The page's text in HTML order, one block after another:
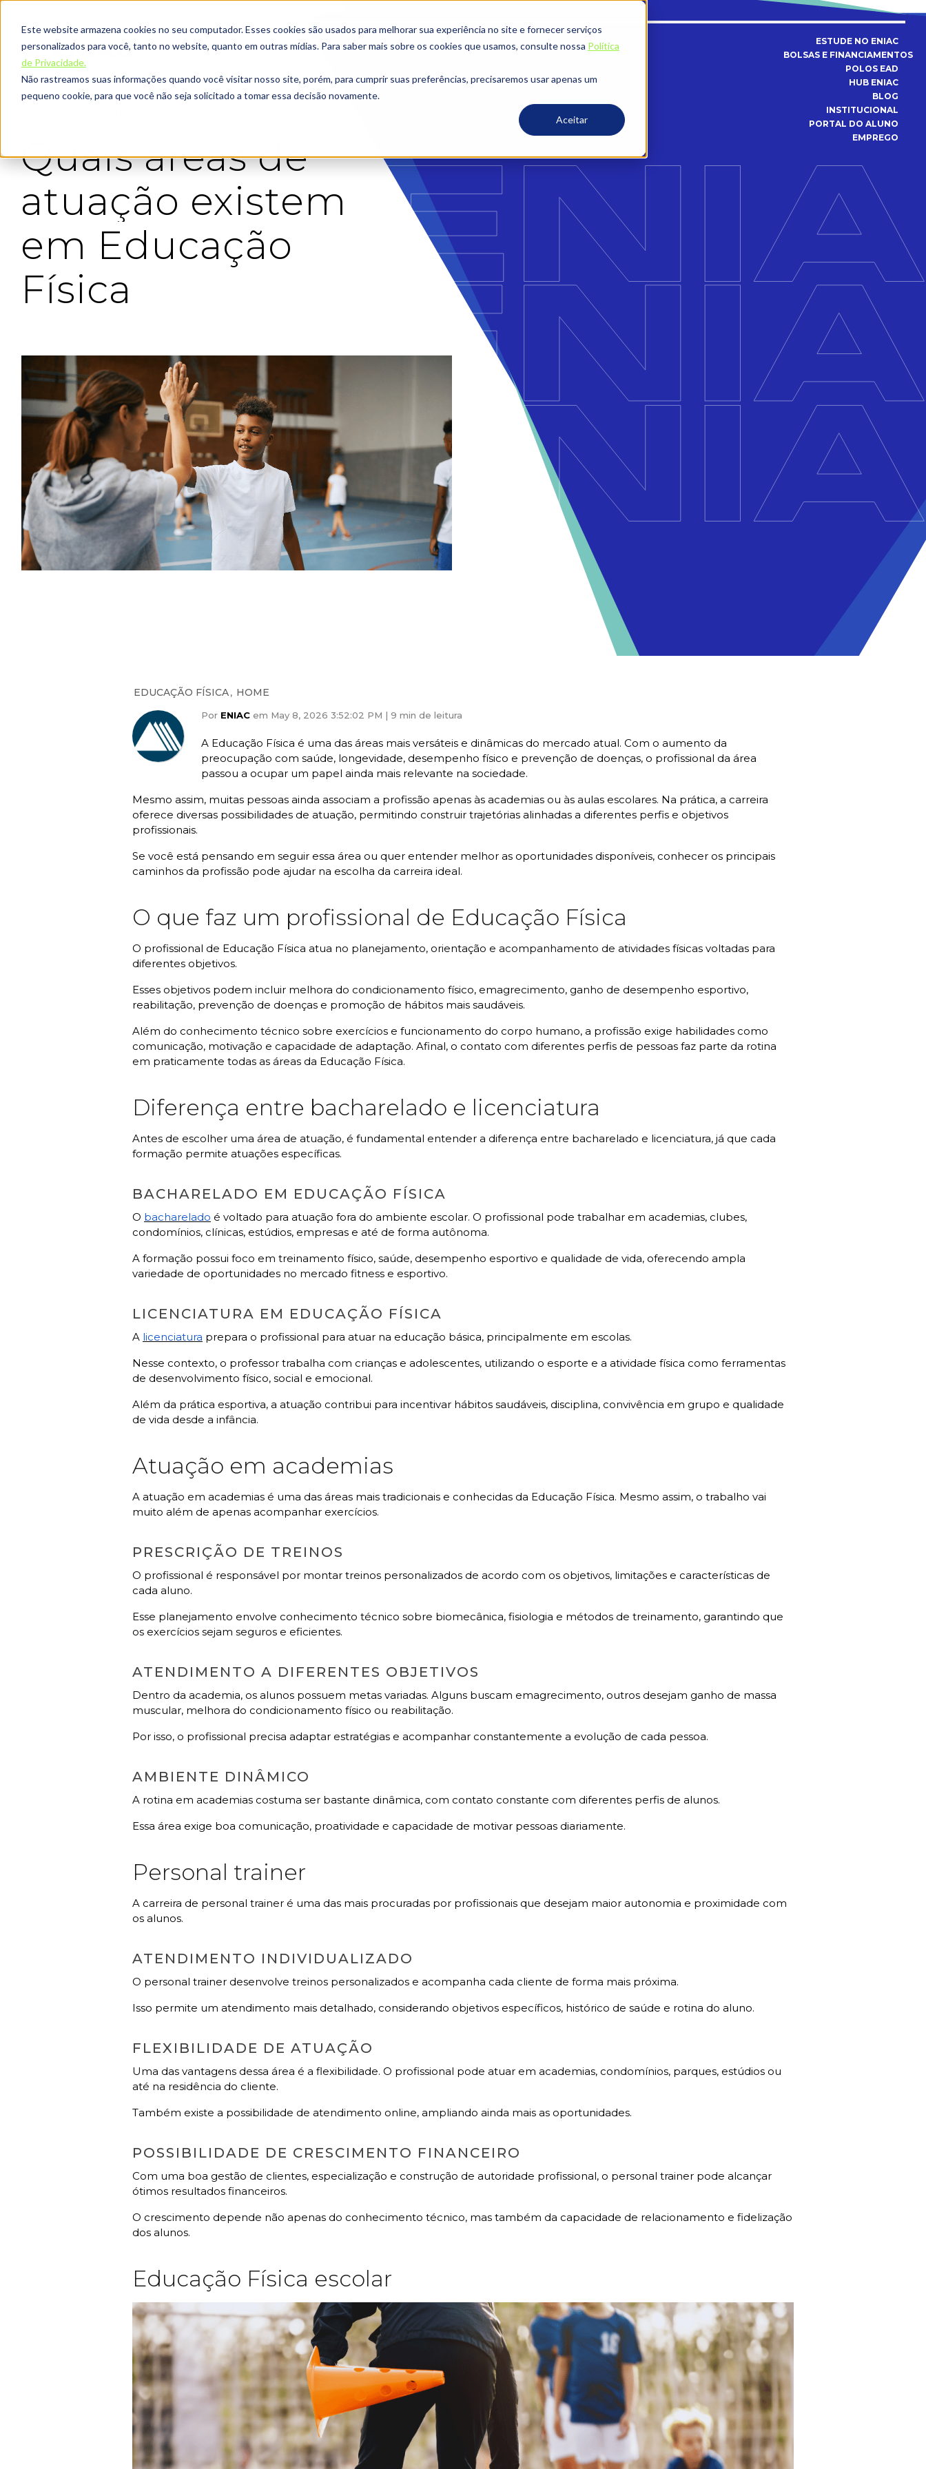
Este website armazena cookies no seu computador. Esses cookies são usados ​​para melhorar sua experiência no site e fornecer serviços
personalizados para você, tanto no website, quanto em outras mídias. Para saber mais sobre os cookies que usamos, consulte nossa Política
de Privacidade.
Não rastreamos suas informações quando você visitar nosso site, porém, para cumprir suas preferências, precisaremos usar apenas um
pequeno cookie, para que você não seja solicitado a tomar essa decisão novamente.
Aceitar
ESTUDE NO ENIAC
BOLSAS E FINANCIAMENTOS
POLOS EAD
HUB ENIAC
BLOG
INSTITUCIONAL
PORTAL DO ALUNO
EMPREGO
Quais áreas de
atuação existem
em Educação
Física
EDUCAÇÃO FÍSICA, HOME
Por ENIACem May 8, 2026 3:52:02 PM | 9 min de leitura
A Educação Física é uma das áreas mais versáteis e dinâmicas do mercado atual. Com o aumento da
preocupação com saúde, longevidade, desempenho físico e prevenção de doenças, o profissional da área
passou a ocupar um papel ainda mais relevante na sociedade.
Mesmo assim, muitas pessoas ainda associam a profissão apenas às academias ou às aulas escolares. Na prática, a carreira
oferece diversas possibilidades de atuação, permitindo construir trajetórias alinhadas a diferentes perfis e objetivos
profissionais.
Se você está pensando em seguir essa área ou quer entender melhor as oportunidades disponíveis, conhecer os principais
caminhos da profissão pode ajudar na escolha da carreira ideal.
O que faz um profissional de Educação Física
O profissional de Educação Física atua no planejamento, orientação e acompanhamento de atividades físicas voltadas para
diferentes objetivos.
Esses objetivos podem incluir melhora do condicionamento físico, emagrecimento, ganho de desempenho esportivo,
reabilitação, prevenção de doenças e promoção de hábitos mais saudáveis.
Além do conhecimento técnico sobre exercícios e funcionamento do corpo humano, a profissão exige habilidades como
comunicação, motivação e capacidade de adaptação. Afinal, o contato com diferentes perfis de pessoas faz parte da rotina
em praticamente todas as áreas da Educação Física.
Diferença entre bacharelado e licenciatura
Antes de escolher uma área de atuação, é fundamental entender a diferença entre bacharelado e licenciatura, já que cada
formação permite atuações específicas.
BACHARELADO EM EDUCAÇÃO FÍSICA
O bacharelado é voltado para atuação fora do ambiente escolar. O profissional pode trabalhar em academias, clubes,
condomínios, clínicas, estúdios, empresas e até de forma autônoma.
A formação possui foco em treinamento físico, saúde, desempenho esportivo e qualidade de vida, oferecendo ampla
variedade de oportunidades no mercado fitness e esportivo.
LICENCIATURA EM EDUCAÇÃO FÍSICA
A licenciatura prepara o profissional para atuar na educação básica, principalmente em escolas.
Nesse contexto, o professor trabalha com crianças e adolescentes, utilizando o esporte e a atividade física como ferramentas
de desenvolvimento físico, social e emocional.
Além da prática esportiva, a atuação contribui para incentivar hábitos saudáveis, disciplina, convivência em grupo e qualidade
de vida desde a infância.
Atuação em academias
A atuação em academias é uma das áreas mais tradicionais e conhecidas da Educação Física. Mesmo assim, o trabalho vai
muito além de apenas acompanhar exercícios.
PRESCRIÇÃO DE TREINOS
O profissional é responsável por montar treinos personalizados de acordo com os objetivos, limitações e características de
cada aluno.
Esse planejamento envolve conhecimento técnico sobre biomecânica, fisiologia e métodos de treinamento, garantindo que
os exercícios sejam seguros e eficientes.
ATENDIMENTO A DIFERENTES OBJETIVOS
Dentro da academia, os alunos possuem metas variadas. Alguns buscam emagrecimento, outros desejam ganho de massa
muscular, melhora do condicionamento físico ou reabilitação.
Por isso, o profissional precisa adaptar estratégias e acompanhar constantemente a evolução de cada pessoa.
AMBIENTE DINÂMICO
A rotina em academias costuma ser bastante dinâmica, com contato constante com diferentes perfis de alunos.
Essa área exige boa comunicação, proatividade e capacidade de motivar pessoas diariamente.
Personal trainer
A carreira de personal trainer é uma das mais procuradas por profissionais que desejam maior autonomia e proximidade com
os alunos.
ATENDIMENTO INDIVIDUALIZADO
O personal trainer desenvolve treinos personalizados e acompanha cada cliente de forma mais próxima.
Isso permite um atendimento mais detalhado, considerando objetivos específicos, histórico de saúde e rotina do aluno.
FLEXIBILIDADE DE ATUAÇÃO
Uma das vantagens dessa área é a flexibilidade. O profissional pode atuar em academias, condomínios, parques, estúdios ou
até na residência do cliente.
Também existe a possibilidade de atendimento online, ampliando ainda mais as oportunidades.
POSSIBILIDADE DE CRESCIMENTO FINANCEIRO
Com uma boa gestão de clientes, especialização e construção de autoridade profissional, o personal trainer pode alcançar
ótimos resultados financeiros.
O crescimento depende não apenas do conhecimento técnico, mas também da capacidade de relacionamento e fidelização
dos alunos.
Educação Física escolar